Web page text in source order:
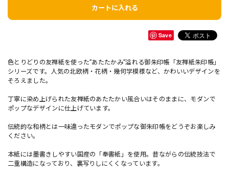
カートに入れる
Save
色とりどりの友禅紙を使った”あたたかみ”溢れる御朱印帳「友禅紙朱印帳」
シリーズです。人気の北欧柄・花柄・幾何学模様など、かわいいデザインを
そろえました。
丁寧に染め上げられた友禅紙のあたたかい風合いはそのままに、モダンで
ポップなデザインに仕上げています。
伝統的な和柄とは一味違ったモダンでポップな御朱印帳をどうぞお楽しみ
ください。
本紙には墨書きしやすい国産の「奉書紙」を使用。昔ながらの伝統技法で
二重構造になっており、裏写りしにくくなっています。